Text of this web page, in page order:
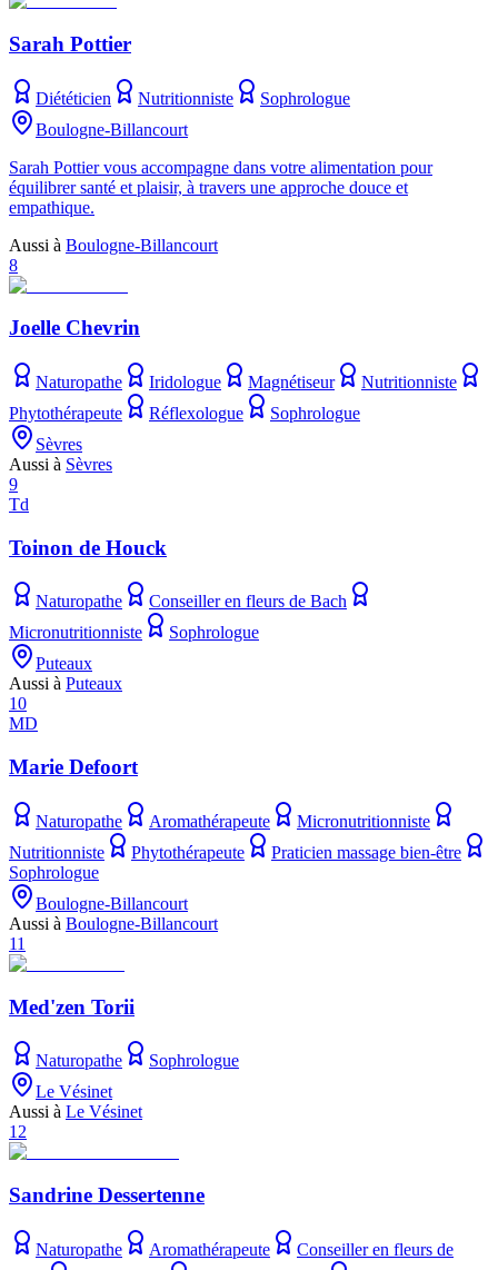
Sarah Pottier
Diététicien Nutritionniste
Sophrologue
Boulogne-Billancourt
Sarah Pottier vous accompagne dans votre alimentation pour
équilibrer santé et plaisir, à travers une approche douce et
empathique.
Aussi à Boulogne-Billancourt
8
Joelle Chevrin
Naturopathe Iridologue Magnétiseur
Nutritionniste
Phytothérapeute
Réflexologue
Sophrologue
Sèvres
Aussi à Sèvres
9
Td
Toinon de Houck
Naturopathe
Conseiller en fleurs de Bach
Micronutritionniste
Sophrologue
Puteaux
Aussi à Puteaux
10
MD
Marie Defoort
Naturopathe Aromathérapeute
Micronutritionniste
Nutritionniste
Phytothérapeute
Praticien massage bien-être
Sophrologue
Boulogne-Billancourt
Aussi à Boulogne-Billancourt
11
Med'zen Torii
Naturopathe
Sophrologue
Le Vésinet
Aussi à Le Vésinet
12
Sandrine Dessertenne
Naturopathe Aromathérapeute
Conseiller en fleurs de